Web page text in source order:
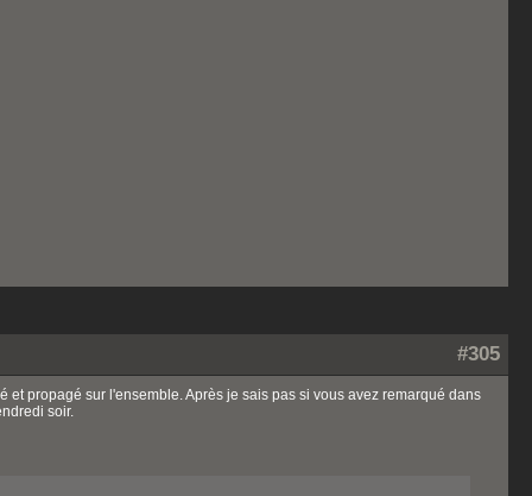
#305
propagé sur l'ensemble. Après je sais pas si vous avez remarqué dans
soir.